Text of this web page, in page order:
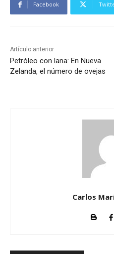
Facebook
Artículo anterior
Petróleo con lana: En Nueva
Zelanda, el número de ovejas
Carlos